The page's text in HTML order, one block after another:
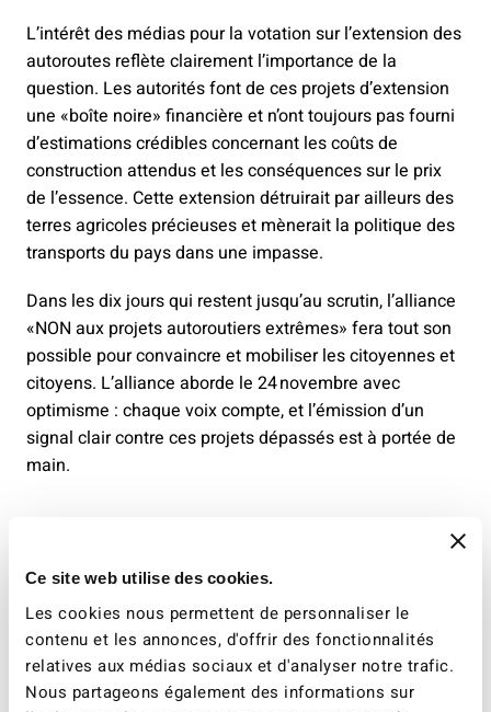
Ce site web utilise des cookies.
Les cookies nous permettent de personnaliser le
contenu et les annonces, d'offrir des fonctionnalités
relatives aux médias sociaux et d'analyser notre trafic.
Nous partageons également des informations sur
L’intérêt des médias pour la votation sur l’extension des
autoroutes reflète clairement l’importance de la
question. Les autorités font de ces projets d’extension
une «boîte noire» financière et n’ont toujours pas fourni
d’estimations crédibles concernant les coûts de
construction attendus et les conséquences sur le prix
de l’essence. Cette extension détruirait par ailleurs des
terres agricoles précieuses et mènerait la politique des
transports du pays dans une impasse.
Dans les dix jours qui restent jusqu’au scrutin, l’alliance
«NON aux projets autoroutiers extrêmes» fera tout son
possible pour convaincre et mobiliser les citoyennes et
citoyens. L’alliance aborde le 24 novembre avec
optimisme : chaque voix compte, et l’émission d’un
signal clair contre ces projets dépassés est à portée de
main.
Pour tout complément
d’informations:
Stéphanie Penher, Directrice ATE, 079 711 19 15
Service médias, 079 708 05 36,